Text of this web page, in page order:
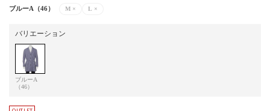
ブルーA（46） M × L ×
バリエーション
ブルーA
（46）